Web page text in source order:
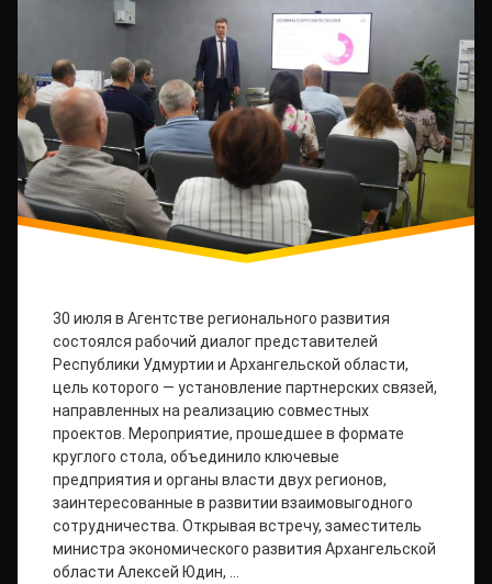
30 июля в Агентстве регионального развития
состоялся рабочий диалог представителей
Республики Удмуртии и Архангельской области,
цель которого — установление партнерских связей,
направленных на реализацию совместных
проектов. Мероприятие, прошедшее в формате
круглого стола, объединило ключевые
предприятия и органы власти двух регионов,
заинтересованные в развитии взаимовыгодного
сотрудничества. Открывая встречу, заместитель
министра экономического развития Архангельской
области Алексей Юдин, …